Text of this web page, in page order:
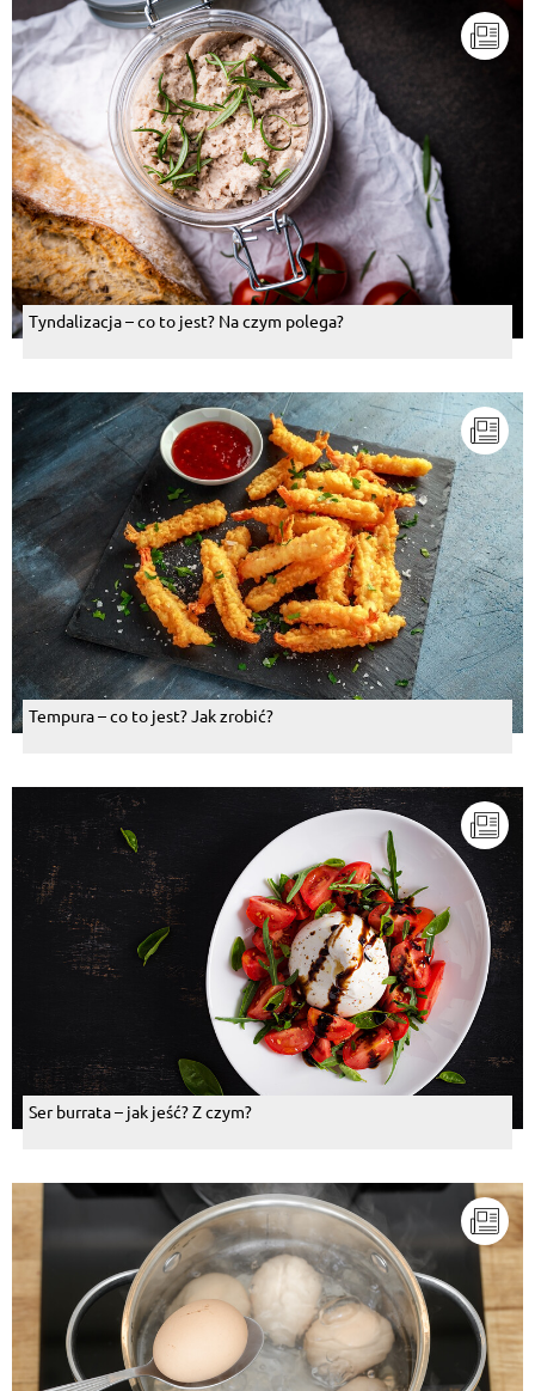
Tyndalizacja – co to jest? Na czym polega?
Tempura – co to jest? Jak zrobić?
Ser burrata – jak jeść? Z czym?